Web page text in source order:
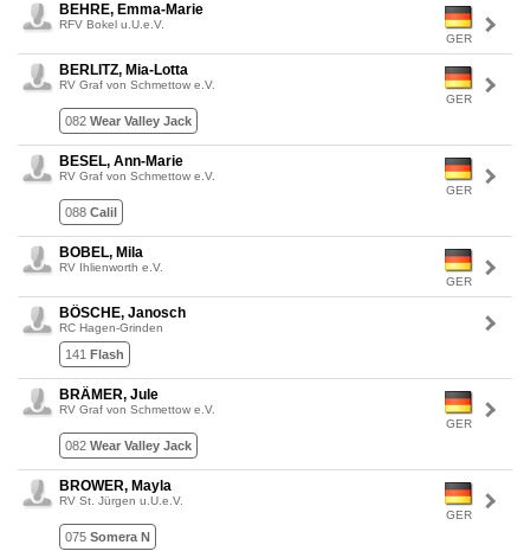
GER
BEHRE, Emma-Marie
RFV Bokel u.U.e.V.
GER
BERLITZ, Mia-Lotta
RV Graf von Schmettow e.V.
082 Wear Valley Jack
GER
BESEL, Ann-Marie
RV Graf von Schmettow e.V.
088 Calil
GER
BOBEL, Mila
RV Ihlienworth e.V.
BÖSCHE, Janosch
RC Hagen-Grinden
141 Flash
GER
BRÄMER, Jule
RV Graf von Schmettow e.V.
082 Wear Valley Jack
GER
BROWER, Mayla
RV St. Jürgen u.U.e.V.
075 Somera N